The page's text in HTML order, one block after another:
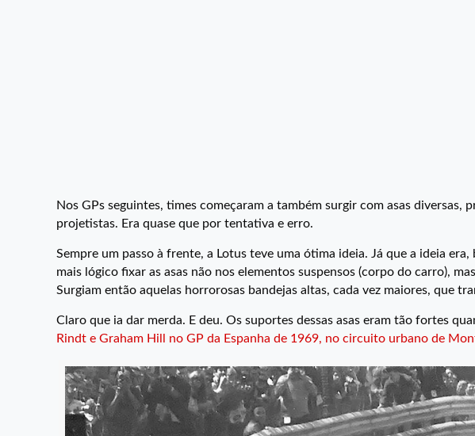
Nos GPs seguintes, times começaram a também surgir com asas diversas,
projetistas. Era quase que por tentativa e erro.
Sempre um passo à frente, a Lotus teve uma ótima ideia. Já que a ideia
mais lógico fixar as asas não nos elementos suspensos (corpo do carro),
Surgiam então aquelas horrorosas bandejas altas, cada vez maiores, que
Claro que ia dar merda. E deu. Os suportes dessas asas eram tão fortes
Rindt e Graham Hill no GP da Espanha de 1969, no circuito urbano de